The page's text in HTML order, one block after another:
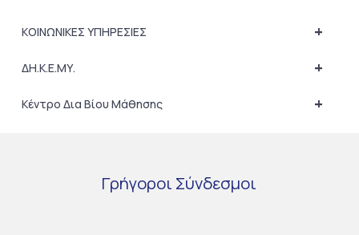
+
ΚΟΙΝΩΝΙΚΕΣ ΥΠΗΡΕΣΙΕΣ
+
ΔΗ.Κ.Ε.ΜΥ.
+
Κέντρο Δια Βίου Μάθησης
Γρήγοροι Σύνδεσμοι